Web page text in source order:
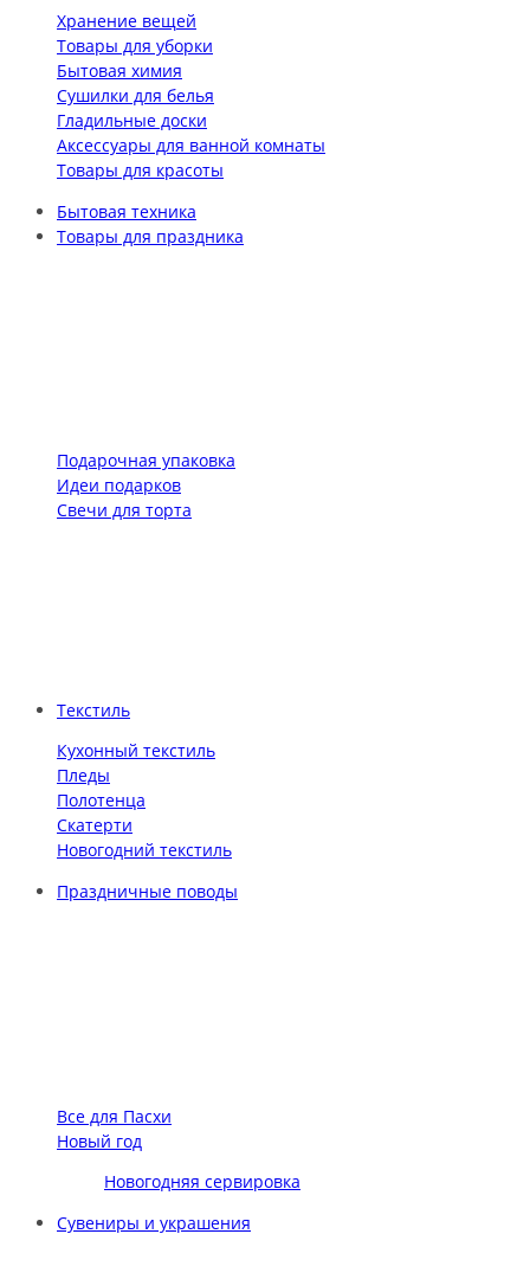
Хранение вещей
Товары для уборки
Бытовая химия
Сушилки для белья
Гладильные доски
Аксессуары для ванной комнаты
Товары для красоты
Бытовая техника
Товары для праздника
Подарочная упаковка
Идеи подарков
Свечи для торта
Текстиль
Кухонный текстиль
Пледы
Полотенца
Скатерти
Новогодний текстиль
Праздничные поводы
Все для Пасхи
Новый год
Новогодняя сервировка
Сувениры и украшения